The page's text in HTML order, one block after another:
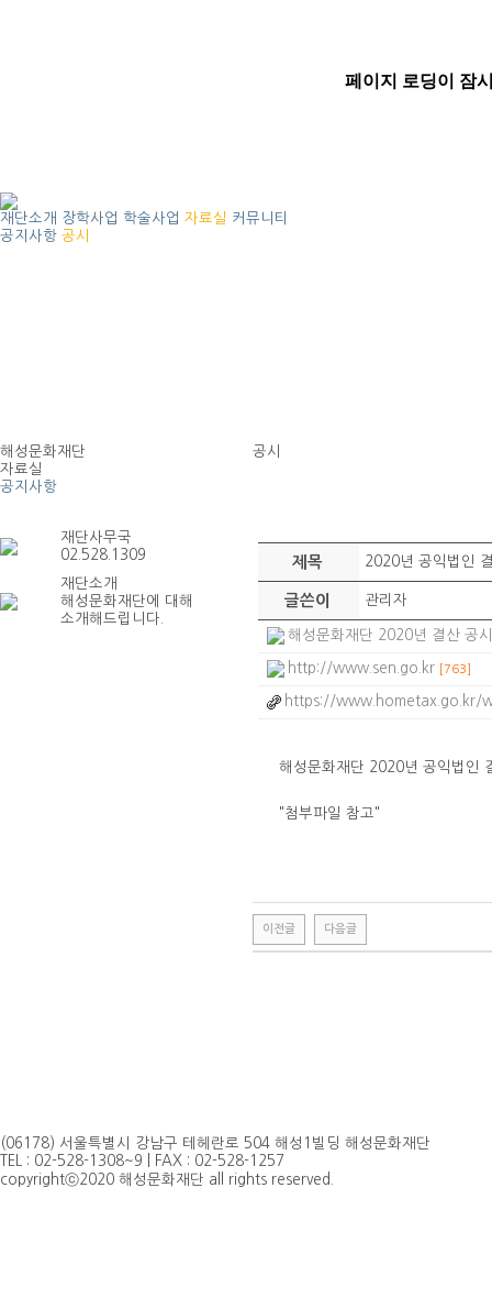
재단소개 장학사업 학술사업 자료실 커뮤니티
공지사항 공시
해성문화재단
자료실
공지사항
재단사무국
02.528.1309
재단소개
해성문화재단에 대해
소개해드립니다.
공시
제목 2020년 공익법인
글쓴이 관리자
해성문화재단 2020년 결산 공
http://www.sen.go.kr [763]
https://www.hometax.go.kr/
해성문화재단 2020년 공익법인
"첨부파일 참고"
이전글 다음글
(06178) 서울특별시 강남구 테헤란로 504 해성1빌딩 해성문화재단
TEL : 02-528-1308~9 | FAX : 02-528-1257
copyrightⓒ2020 해성문화재단 all rights reserved.